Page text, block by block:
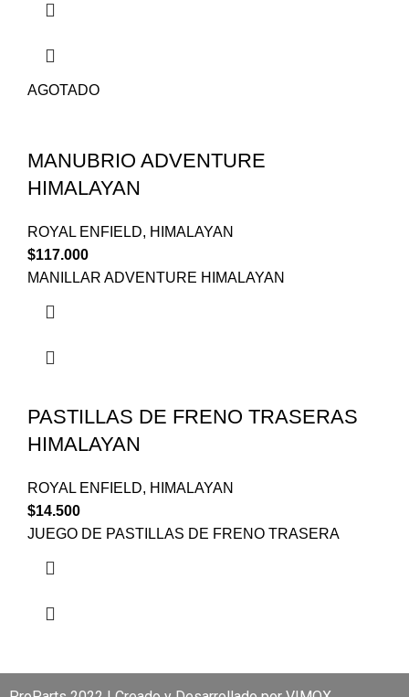
AGOTADO
MANUBRIO ADVENTURE
HIMALAYAN
ROYAL ENFIELD, HIMALAYAN
$117.000
MANILLAR ADVENTURE HIMALAYAN
PASTILLAS DE FRENO TRASERAS
HIMALAYAN
ROYAL ENFIELD, HIMALAYAN
$14.500
JUEGO DE PASTILLAS DE FRENO TRASERA